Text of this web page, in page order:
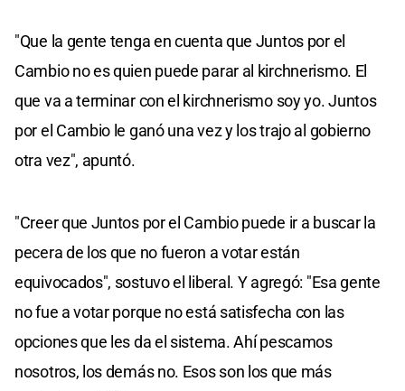
"Que la gente tenga en cuenta que Juntos por el
Cambio no es quien puede parar al kirchnerismo. El
que va a terminar con el kirchnerismo soy yo. Juntos
por el Cambio le ganó una vez y los trajo al gobierno
otra vez", apuntó.
"Creer que Juntos por el Cambio puede ir a buscar la
pecera de los que no fueron a votar están
equivocados", sostuvo el liberal. Y agregó: "Esa gente
no fue a votar porque no está satisfecha con las
opciones que les da el sistema. Ahí pescamos
nosotros, los demás no. Esos son los que más